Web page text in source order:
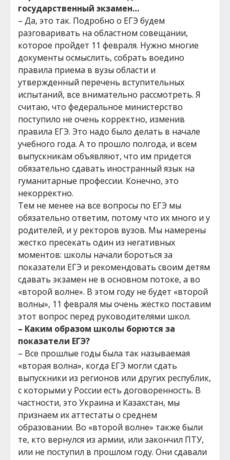
государственный экзамен…
– Да, это так. Подробно о ЕГЭ будем
разговаривать на областном совещании,
которое пройдет 11 февраля. Нужно многие
документы осмыслить, собрать воедино
правила приема в вузы области и
утвержденный перечень вступительных
испытаний, все внимательно рассмотреть. Я
считаю, что федеральное министерство
поступило не очень корректно, изменив
правила ЕГЭ. Это надо было делать в начале
учебного года. А то прошло полгода, и всем
выпускникам объявляют, что им придется
обязательно сдавать иностранный язык на
гуманитарные профессии. Конечно, это
некорректно.
Тем не менее на все вопросы по ЕГЭ мы
обязательно ответим, потому что их много и у
родителей, и у ректоров вузов. Мы намерены
жестко пресекать один из негативных
моментов: школы начали бороться за
показатели ЕГЭ и рекомендовать своим детям
сдавать экзамен не в основном потоке, а во
«второй волне». В этом году не будет «второй
волны», 11 февраля мы очень жестко поставим
этот вопрос перед руководителями школ.
– Каким образом школы борются за
показатели ЕГЭ?
– Все прошлые годы была так называемая
«вторая волна», когда ЕГЭ могли сдать
выпускники из регионов или других республик,
с которыми у России есть договоренность. В
частности, это Украина и Казахстан, мы
признаем их аттестаты о среднем
образовании. Во «второй волне» также были
те, кто вернулся из армии, или закончил ПТУ,
или не поступил в прошлом году. Они сдавали